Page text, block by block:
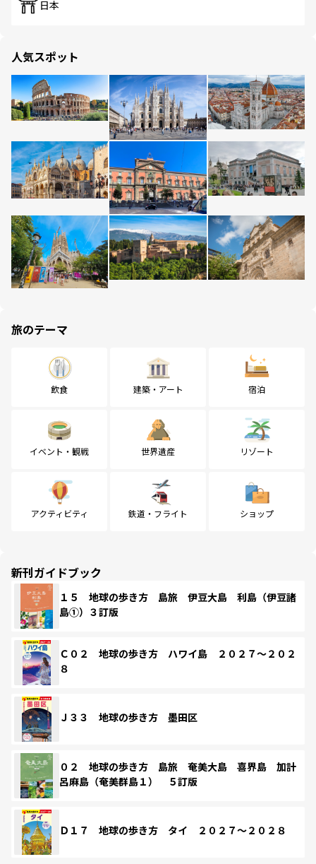
日本
人気スポット
旅のテーマ
飲食 建築・アート 宿泊
イベント・観戦 世界遺産 リゾート
アクティビティ 鉄道・フライト ショップ
新刊ガイドブック
１５ 地球の歩き方 島旅 伊豆大島 利島（伊豆諸
島①）３訂版
Ｃ０２ 地球の歩き方 ハワイ島 ２０２７～２０２
８
Ｊ３３ 地球の歩き方 墨田区
０２ 地球の歩き方 島旅 奄美大島 喜界島 加計
呂麻島（奄美群島１） ５訂版
Ｄ１７ 地球の歩き方 タイ ２０２７～２０２８